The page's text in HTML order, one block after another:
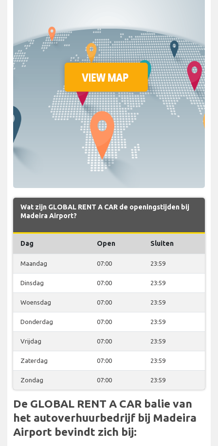
Wat zijn GLOBAL RENT A CAR de openingstijden bij
Madeira Airport?
Dag Open Sluiten
Maandag 07:00 23:59
Dinsdag 07:00 23:59
Woensdag 07:00 23:59
Donderdag 07:00 23:59
Vrijdag 07:00 23:59
Zaterdag 07:00 23:59
Zondag 07:00 23:59
De GLOBAL RENT A CAR balie van
het autoverhuurbedrijf bij Madeira
Airport bevindt zich bij: